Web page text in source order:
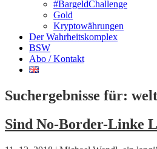
#BargeldChallenge
Gold
Kryptowährungen
Der Wahrheitskomplex
BSW
Abo / Kontakt
Suchergebnisse für:
Sind No-Border-Linke